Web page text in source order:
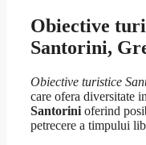
Obiective
Santorini,
Obiective turistice
care ofera diversitate in
Santorini oferind
petrecere a timpului